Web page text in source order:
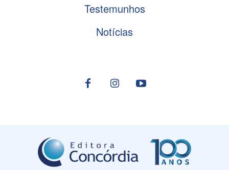
Testemunhos
Notícias